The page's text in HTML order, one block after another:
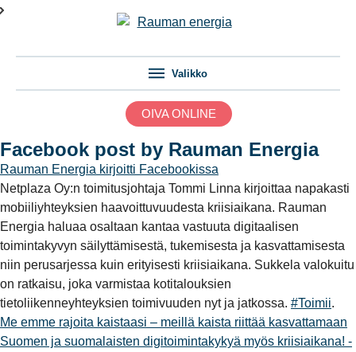
Valikko
OIVA ONLINE
Facebook post by Rauman Energia
Rauman Energia kirjoitti Facebookissa
Netplaza Oy:n toimitusjohtaja Tommi Linna kirjoittaa napakasti
mobiiliyhteyksien haavoittuvuudesta kriisiaikana. Rauman
Energia haluaa osaltaan kantaa vastuuta digitaalisen
toimintakyvyn säilyttämisestä, tukemisesta ja kasvattamisesta
niin perusarjessa kuin erityisesti kriisiaikana. Sukkela valokuitu
on ratkaisu, joka varmistaa kotitalouksien
tietoliikenneyhteyksien toimivuuden nyt ja jatkossa. #Toimii.
Me emme rajoita kaistaasi – meillä kaista riittää kasvattamaan
Suomen ja suomalaisten digitoimintakykyä myös kriisiaikana! -